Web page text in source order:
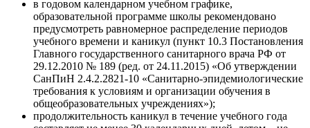
в годовом календарном учебном графике,
образовательной программе школы рекомендовано
предусмотреть равномерное распределение периодов
учебного времени и каникул (пункт 10.3 Постановления
Главного государственного санитарного врача РФ от
29.12.2010 № 189 (ред. от 24.11.2015) «Об утверждении
СанПиН 2.4.2.2821-10 «Санитарно-эпидемиологические
требования к условиям и организации обучения в
общеобразовательных учреждениях»);
продолжительность каникул в течение учебного года